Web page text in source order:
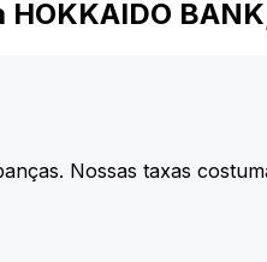
Nossas taxas